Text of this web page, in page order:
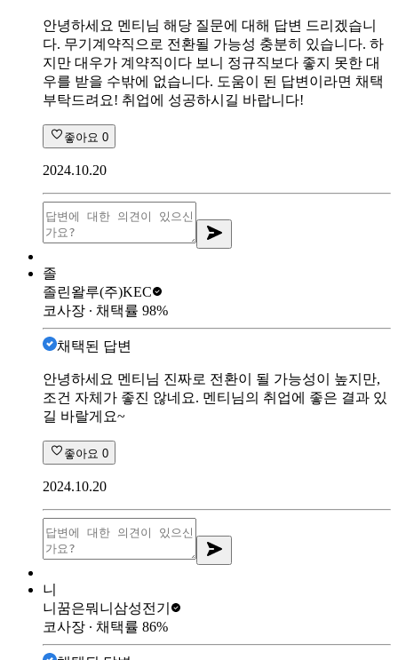
안녕하세요 멘티님 해당 질문에 대해 답변 드리겠습니
다. 무기계약직으로 전환될 가능성 충분히 있습니다. 하
지만 대우가 계약직이다 보니 정규직보다 좋지 못한 대
우를 받을 수밖에 없습니다. 도움이 된 답변이라면 채택
부탁드려요! 취업에 성공하시길 바랍니다!
좋아요 0
2024.10.20
졸
졸린왈루(주)KEC
코사장 ∙ 채택률 98%
채택된 답변
안녕하세요 멘티님 진짜로 전환이 될 가능성이 높지만,
조건 자체가 좋진 않네요. 멘티님의 취업에 좋은 결과 있
길 바랄게요~
좋아요 0
2024.10.20
니
니꿈은뭐니 삼성전기
코사장 ∙ 채택률 86%